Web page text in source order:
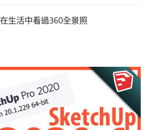
生活中看過360全景照